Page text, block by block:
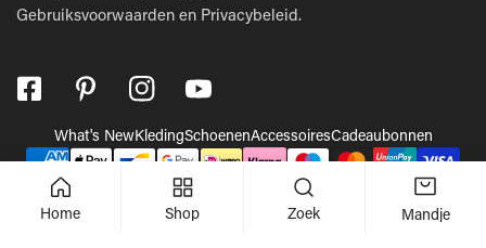
Gebruiksvoorwaarden en Privacybeleid.
© 2026, Powered by Shopify
What's NewKledingSchoenenAccessoiresCadeaubonnen
Betaalmethodes
Home Shop Zoek Mandje